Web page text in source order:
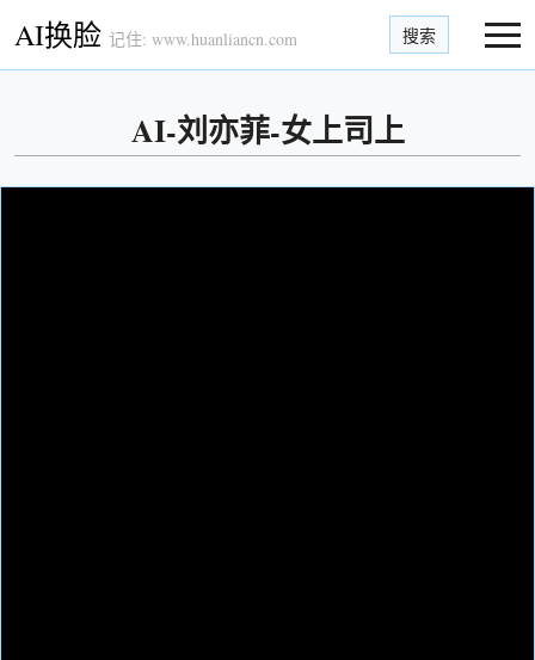
AI换脸 记住: www.huanliancn.com 搜索
AI-刘亦菲-女上司上